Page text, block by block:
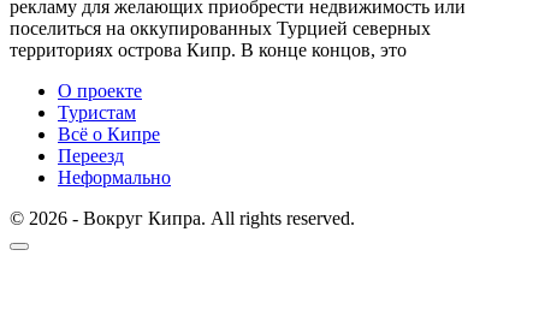
рекламу для желающих приобрести недвижимость или
поселиться на оккупированных Турцией северных
территориях острова Кипр. В конце концов, это
О проекте
Туристам
Всё о Кипре
Переезд
Неформально
© 2026 - Вокруг Кипра. All rights reserved.